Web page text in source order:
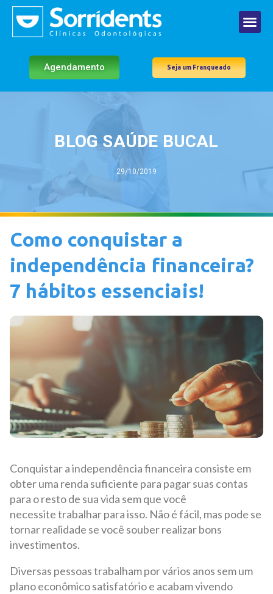
Agendamento Seja um Franqueado
BLOG SAÚDE BUCAL
29/10/2019
Como conquistar a
independência financeira?
7 hábitos essenciais!
Conquistar a independência financeira consiste em
obter uma renda suficiente para pagar suas contas
para o resto de sua vida sem que você
necessite trabalhar para isso. Não é fácil, mas pode se
tornar realidade se você souber realizar bons
investimentos.
Diversas pessoas trabalham por vários anos sem um
plano econômico satisfatório e acabam vivendo